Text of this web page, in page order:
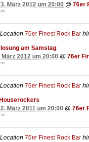
März 2012 um 20:00 @ 76er
76er Finest Rock Bar
am Samstag
März 2012 um 20:00 @ 76er
76er Finest Rock Bar
März 2011 um 20:00 @ 76er
76er Finest Rock Bar